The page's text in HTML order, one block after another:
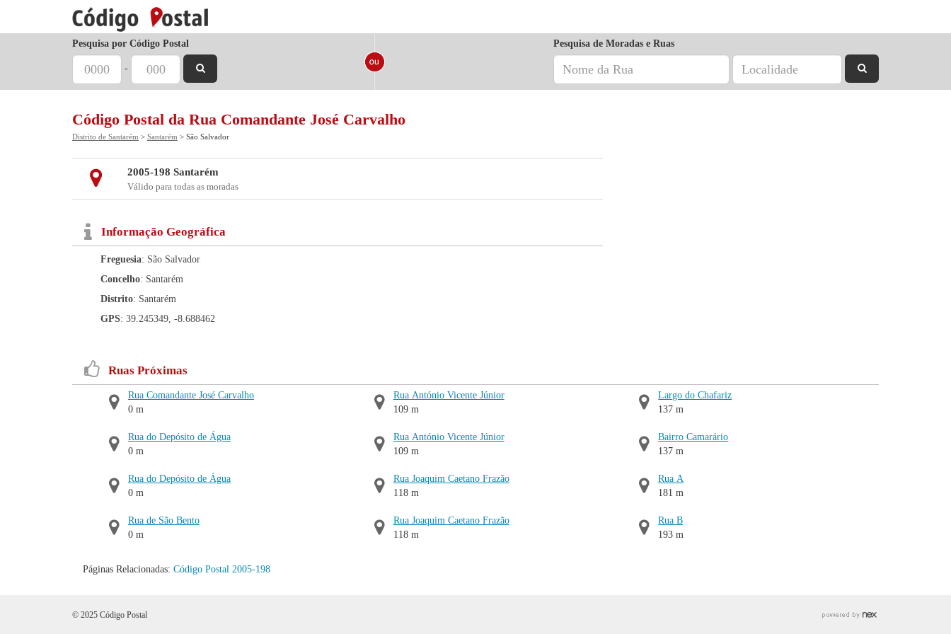
Pesquisa por Código Postal
-
Pesquisa de Moradas e Ruas
Código Postal da Rua Comandante José Carvalho
Distrito de Santarém > Santarém > São Salvador
2005-198 Santarém
Válido para todas as moradas
Informação Geográfica
Freguesia: São Salvador
Concelho: Santarém
Distrito: Santarém
GPS: 39.245349, -8.688462
Ruas Próximas
Rua Comandante José Carvalho
0 m
Rua do Depósito de Água
0 m
Rua do Depósito de Água
0 m
Rua de São Bento
0 m
Rua António Vicente Júnior
109 m
Rua António Vicente Júnior
109 m
Rua Joaquim Caetano Frazão
118 m
Rua Joaquim Caetano Frazão
118 m
Largo do Chafariz
137 m
Bairro Camarário
137 m
Rua A
181 m
Rua B
193 m
Páginas Relacionadas: Código Postal 2005-198
© 2025 Código Postal